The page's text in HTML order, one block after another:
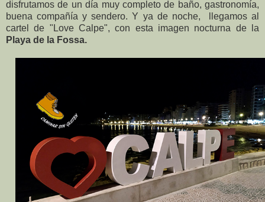
disfrutamos de un día muy completo de baño, gastronomía,
buena compañía y sendero. Y ya de noche, llegamos al
cartel de "Love Calpe", con esta imagen nocturna de la
Playa de la Fossa.